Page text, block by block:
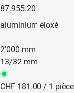
87.955.20
aluminium éloxé
2'000 mm
13/32 mm
CHF 181.00 / 1 pièce